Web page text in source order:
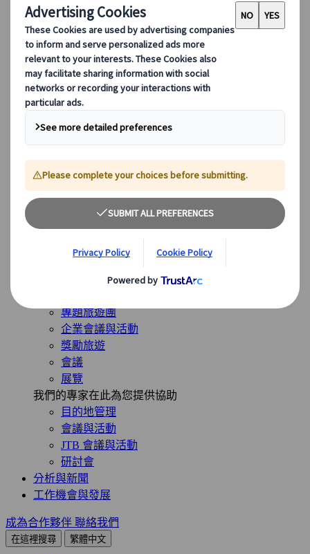
瑞士
法國
意大利
西班牙
英國
全球最受歡迎的目的地
日本
美國
我們的解決方案
我們的解決方案
探索我們多樣化的解決方案，並認識我們的專業業務單
專題旅遊團
企業會議與活動
獎勵旅遊
會議
展覽
我們的專家在此為您提供協助
目的地管理
會議與活動
JTB 會議與活動
研討會
分析與新聞
工作機會與發展
成為合作夥伴 聯絡我們
在這裡搜尋 繁體中文